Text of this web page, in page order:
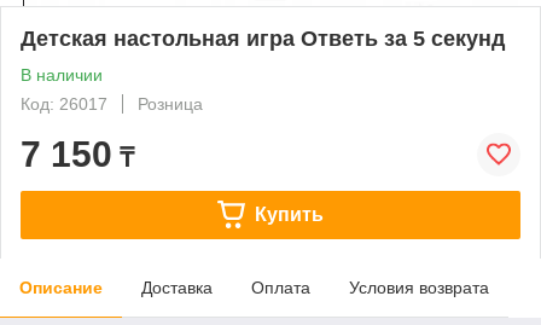
Детская настольная игра Ответь за 5 секунд
В наличии
Код: 26017
Розница
7 150 ₸
Купить
Описание Доставка Оплата Условия возврата